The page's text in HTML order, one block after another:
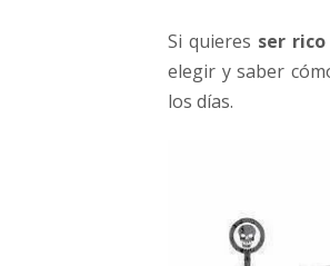
Si quieres ser rico
elegir y saber
los días.